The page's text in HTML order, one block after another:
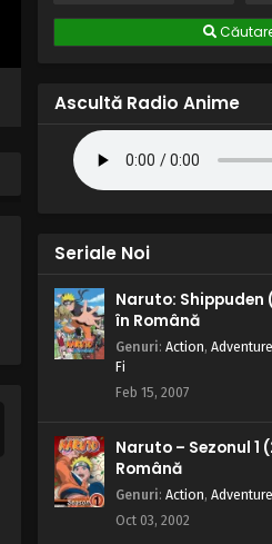
Eps 6 - Nu te
Solo Leveling
5 – Suntem
Eps 5 - Suntem
March, 2025
Solo
Eps 3 - Un drum
Solo Leveling
2 – Presupun
Eps 2 -
Ascultă Radio Anime
Seriale Noi
Naruto:
în Română
Genuri: Action, Adventure
Fi
Feb 15, 2007
Naruto – Sezonul 1
Română
Genuri: Action, Adventure
Oct 03, 2002